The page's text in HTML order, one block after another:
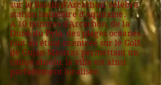
sur le Bassin d'Arcachon, célèbre
station balnéaire d'Aquitaine.
A 10 minutes d'Arcachon, de la
Dune du Pyla, des plages océanes..
tout en étant exentrée sur le Golf
de Gujan-Mestras permettant un
calme absolu, la villa est ainsi
parfaitement localisée.